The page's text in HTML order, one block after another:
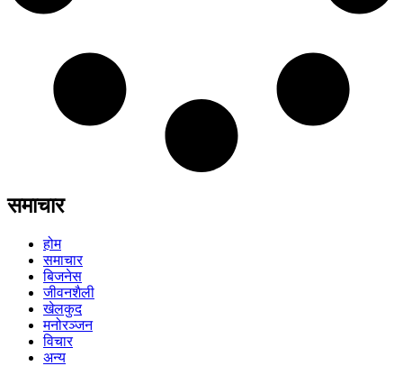
समाचार
होम
समाचार
बिजनेस
जीवनशैली
खेलकुद
मनोरञ्जन
विचार
अन्य